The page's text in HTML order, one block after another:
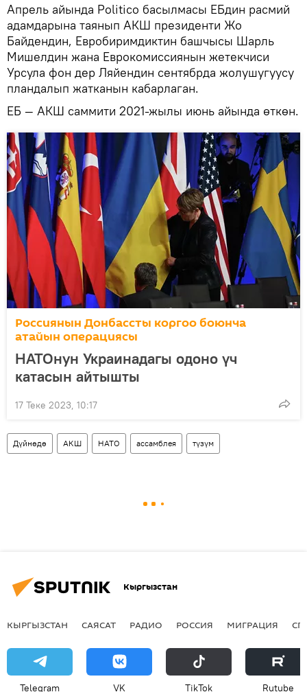
Апрель айында Politico басылмасы ЕБдин расмий
адамдарына таянып АКШ президенти Жо
Байдендин, Евробиримдиктин башчысы Шарль
Мишелдин жана Еврокомиссиянын жетекчиси
Урсула фон дер Ляйендин сентябрда жолушугуусу
пландалып жатканын кабарлаган.
ЕБ — АКШ саммити 2021-жылы июнь айында өткөн.
Россиянын Донбассты коргоо боюнча
атайын операциясы
НАТОнун Украинадагы одоно үч
катасын айтышты
17 Теке 2023, 10:17
Дүйнөдө АКШ НАТО ассамблея түзүм
Кыргызстан
КЫРГЫЗСТАН САЯСАТ РАДИО РОССИЯ МИГРАЦИЯ
Telegram VK ТikТоk Rutube